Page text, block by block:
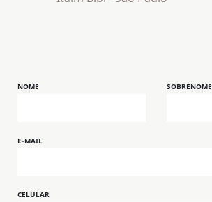
NOME SOBRENOME
E-MAIL
CELULAR